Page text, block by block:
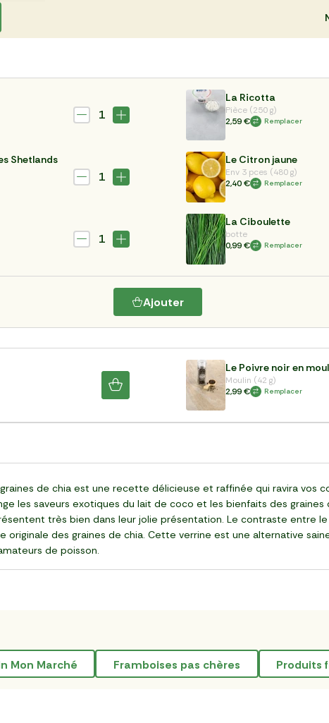
1
La Ricotta
Pièce (250 g)
2,59 €
Remplacer
Shetlands
1
Le Citron jaune
Env 3 pces (480 g)
2,40 €
Remplacer
1
La Ciboulette
botte
0,99 €
Remplacer
Ajouter
Le Poivre noir en
Moulin (42 g)
2,99 €
Remplacer
de chia est une recette délicieuse et raffinée qui ravira vos
les saveurs exotiques du lait de coco et les bienfaits des graines
très bien dans leur jolie présentation. Le contraste entre
des graines de chia. Cette verrine est une alternative
de poisson.
Mon Marché framboises pas chères produits